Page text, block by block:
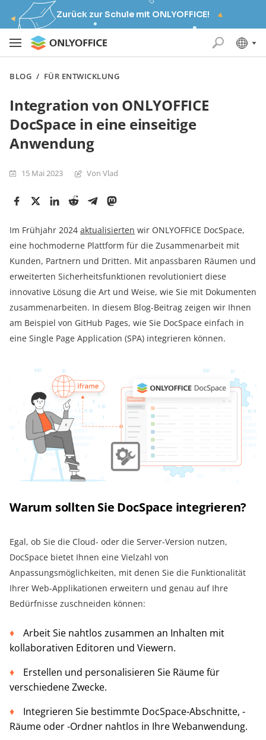
Zurück zur Schule mit ONLYOFFICE!
BLOG / FÜR ENTWICKLUNG
Integration von ONLYOFFICE
DocSpace in eine einseitige
Anwendung
15 Mai 2023 Von Vlad
Im Frühjahr 2024 aktualisierten wir ONLYOFFICE DocSpace,
eine hochmoderne Plattform für die Zusammenarbeit mit
Kunden, Partnern und Dritten. Mit anpassbaren Räumen und
erweiterten Sicherheitsfunktionen revolutioniert diese
innovative Lösung die Art und Weise, wie Sie mit Dokumenten
zusammenarbeiten. In diesem Blog-Beitrag zeigen wir Ihnen
am Beispiel von GitHub Pages, wie Sie DocSpace einfach in
eine Single Page Application (SPA) integrieren können.
Warum sollten Sie DocSpace integrieren?
Egal, ob Sie die Cloud- oder die Server-Version nutzen,
DocSpace bietet Ihnen eine Vielzahl von
Anpassungsmöglichkeiten, mit denen Sie die Funktionalität
Ihrer Web-Applikationen erweitern und genau auf Ihre
Bedürfnisse zuschneiden können:
Arbeit Sie nahtlos zusammen an Inhalten mit
kollaborativen Editoren und Viewern.
Erstellen und personalisieren Sie Räume für
verschiedene Zwecke.
Integrieren Sie bestimmte DocSpace-Abschnitte, -
Räume oder -Ordner nahtlos in Ihre Webanwendung.